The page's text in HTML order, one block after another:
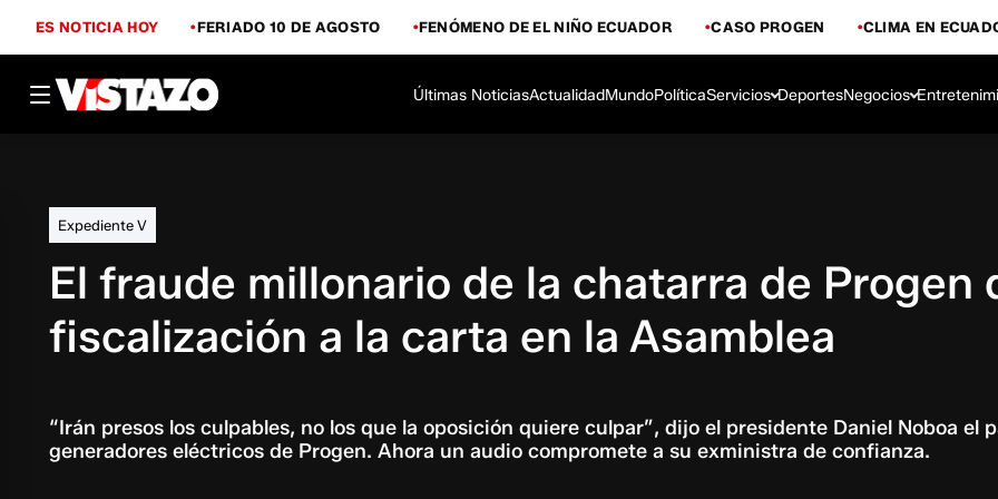
ES NOTICIA HOY FERIADO 10 DE AGOSTO FENÓMENO DE EL NIÑO ECUADOR CASO PROGEN CLIMA EN
Últimas NoticiasActualidadMundoPolíticaServicios DeportesNegocios
Expediente V
El fraude millonario de la chatarra de Progen
fiscalización a la carta en la Asamblea
“Irán presos los culpables, no los que la oposición quiere culpar”, dijo el presidente Daniel Noboa el
generadores eléctricos de Progen. Ahora un audio compromete a su exministra de confianza.